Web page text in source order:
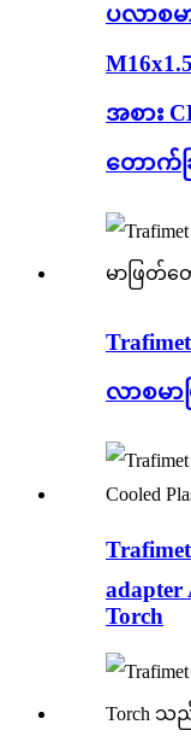
ပလာစ
အစား
တောက်
လာစမာ
adapter
Torch